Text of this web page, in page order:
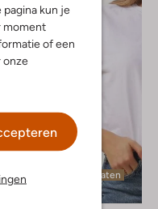
kun je
moment
of een
onze
Laatste maten